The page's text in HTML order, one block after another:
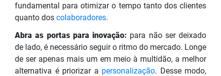
fundamental para otimizar o tempo tanto dos clientes
quanto dos colaboradores.
Abra as portas para inovação: para não ser deixado
de lado, é necessário seguir o ritmo do mercado. Longe
de ser apenas mais um em meio à multidão, a melhor
alternativa é priorizar a personalização. Desse modo,